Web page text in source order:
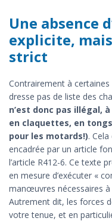
Une absence
explicite,
strict
Contrairement à
dresse pas de liste des
n’est donc pas illégal,
en claquettes, en
pour les motards!).
encadrée par un article
l’article R412-6. Ce texte
en mesure d’exécuter «
manœuvres nécessaires à
Autrement dit, les forces
votre tenue, et en